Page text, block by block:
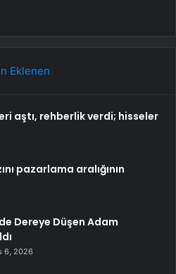
Eklenen
aştı, rehberlik verdi; hisseler
pazarlama aralığının
Dereye Düşen Adam
6, 2026